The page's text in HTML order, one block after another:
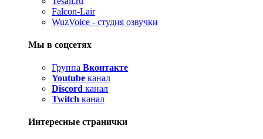
Falcon-Lair
WuzVoice - студия озвучки
Мы в соцсетях
Группа Вконтакте
Youtube канал
Discord канал
Twitch канал
Интересные странички